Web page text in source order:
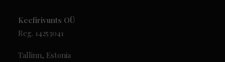
Keefirivunts OÜ
Reg. 14253041
Tallinn, Estonia